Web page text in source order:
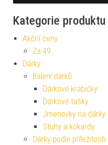
Kategorie produktu
Akční ceny
Za 49
Dárky
Balení dárků
Dárkové krabičky
Dárkové tašky
Jmenovky na dárky
Stuhy a kokardy
Dárky podle příležitosti